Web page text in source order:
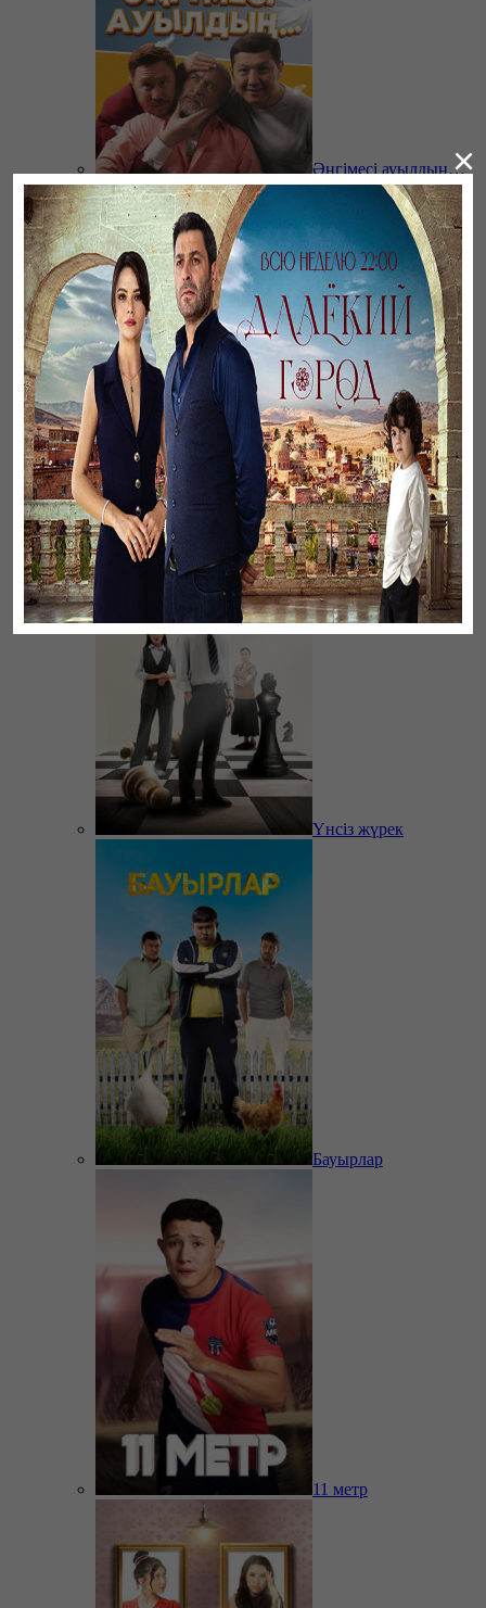
Әңгімесі ауылдың…
Үзілген жапырақтар
Үнсіз жүрек
Бауырлар
11 метр
×